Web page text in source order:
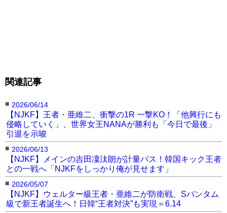
関連記事
■ 2026/06/14
【NJKF】王者・亜維二、衝撃の1R 一撃KO！「他興行にも
侵略していく」、世界女王NANAが勝利も「今日で最後」
引退を示唆
■ 2026/06/13
【NJKF】メインの吉田凜汰朗が計量パス！韓国キック王者
との一戦へ「NJKFをしっかり俺が見せます」
■ 2026/05/07
【NJKF】ウェルター級王者・亜維二が防衛戦、Sバンタム
級で新王者誕生へ！日韓“王者対決”も実現＝6.14